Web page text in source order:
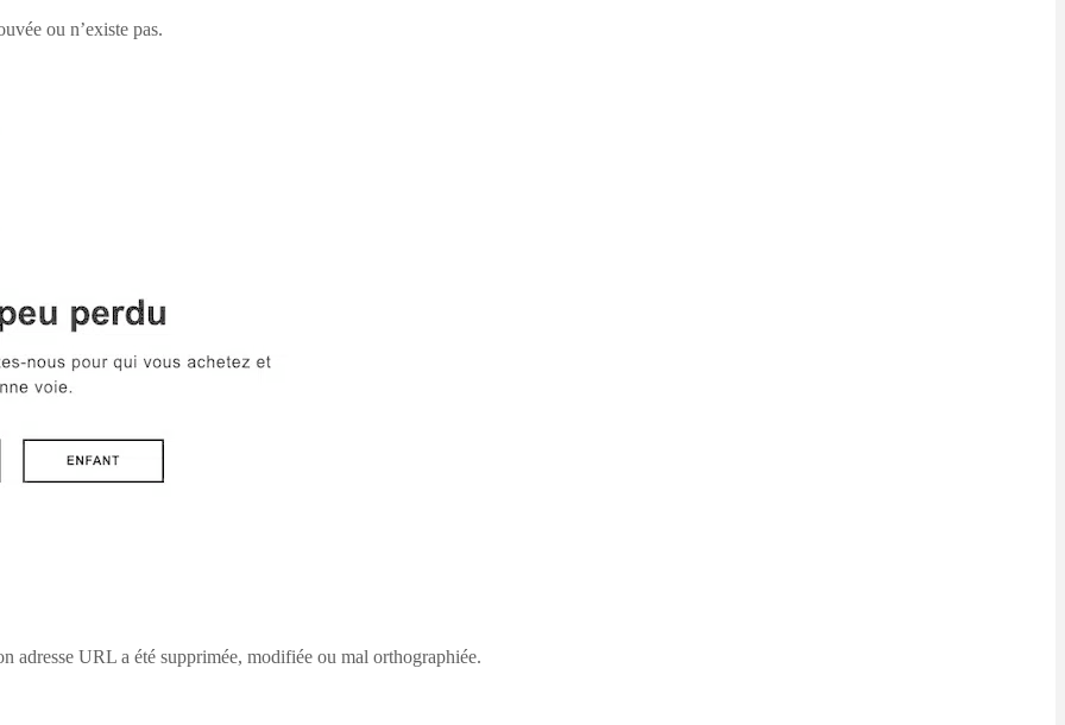
ou n’existe pas.
adresse URL a été supprimée, modifiée ou mal orthographiée.